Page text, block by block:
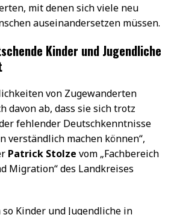
mit denen sich viele neu
auseinandersetzen müssen.
Kinder und Jugendliche
von Zugewanderten
davon ab, dass sie sich trotz
fehlender Deutschkenntnisse
verständlich machen können“,
Patrick Stolze vom „Fachbereich
Migration“ des Landkreises
Kinder und Jugendliche in